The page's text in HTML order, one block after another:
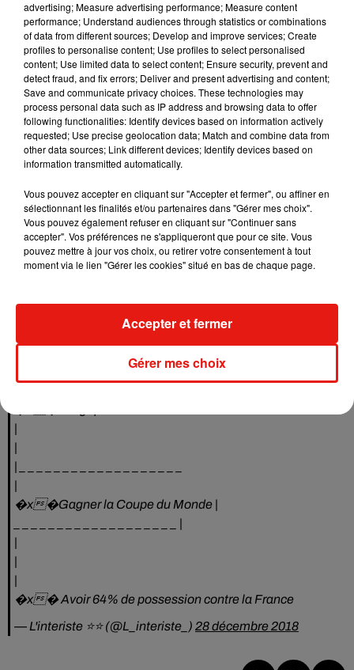
_____________________|
�x�Aller retourner les champs Élysée avec un gilet
jaune
— ro’�xÉ (@romaneelrr)28 décembre 2018
�x�Avoir de l’argent
| _ _ _ _ _ _ _ _ _ _ _ _ _ _
�x�Économiser |
�x�Manger dehors presque tous les jours
— KIRSHNIK �xÈ (@ALN938)28 décembre 2018
|
|
| _ _ _ _ _ _ _ _ _ _ _ _ _ _ _ _ _ _ _
|
�x�Gagner la Coupe du Monde |
_ _ _ _ _ _ _ _ _ _ _ _ _ _ _ _ _ _ _ |
|
|
|
�x� Avoir 64% de possession contre la France
— L'interiste ⭐⭐ (@L_interiste_) 28 décembre 2018
advertising; Measure advertising performance; Measure content
performance; Understand audiences through statistics or combinations
of data from different sources; Develop and improve services; Create
profiles to personalise content; Use profiles to select personalised
content; Use limited data to select content; Ensure security, prevent and
detect fraud, and fix errors; Deliver and present advertising and content;
Save and communicate privacy choices. These technologies may
process personal data such as IP address and browsing data to offer
following functionalities: Identify devices based on information actively
requested; Use precise geolocation data; Match and combine data from
other data sources; Link different devices; Identify devices based on
information transmitted automatically.
Vous pouvez accepter en cliquant sur "Accepter et fermer", ou affiner en
sélectionnant les finalités et/ou partenaires dans "Gérer mes choix".
Vous pouvez également refuser en cliquant sur "Continuer sans
accepter". Vos préférences ne s'appliqueront que pour ce site. Vous
pouvez mettre à jour vos choix, ou retirer votre consentement à tout
moment via le lien "Gérer les cookies" situé en bas de chaque page.
Gérer mes choix
Accepter et fermer